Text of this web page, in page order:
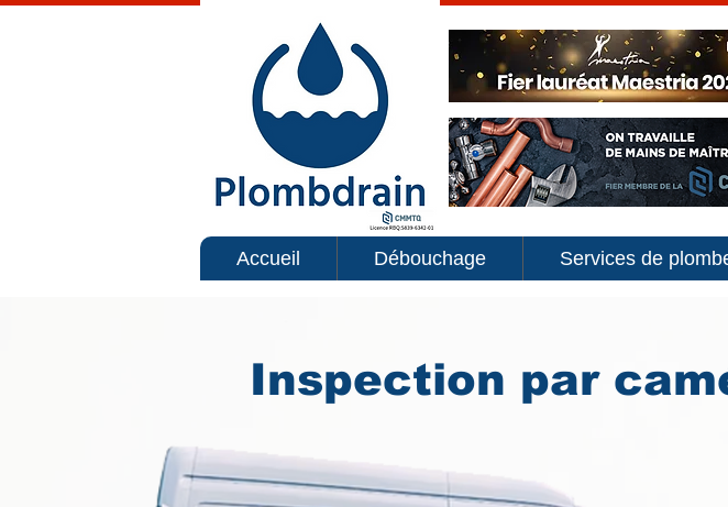
Accueil Débouchage Services de
Inspection par